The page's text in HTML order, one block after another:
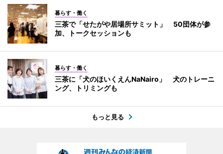
暮らす・働く
三茶で「せたがや居場所サミット」 50団体が参
加、トークセッションも
暮らす・働く
三茶に「犬のほいくえんNaNairo」 犬のトレーニ
ング、トリミングも
もっと見る